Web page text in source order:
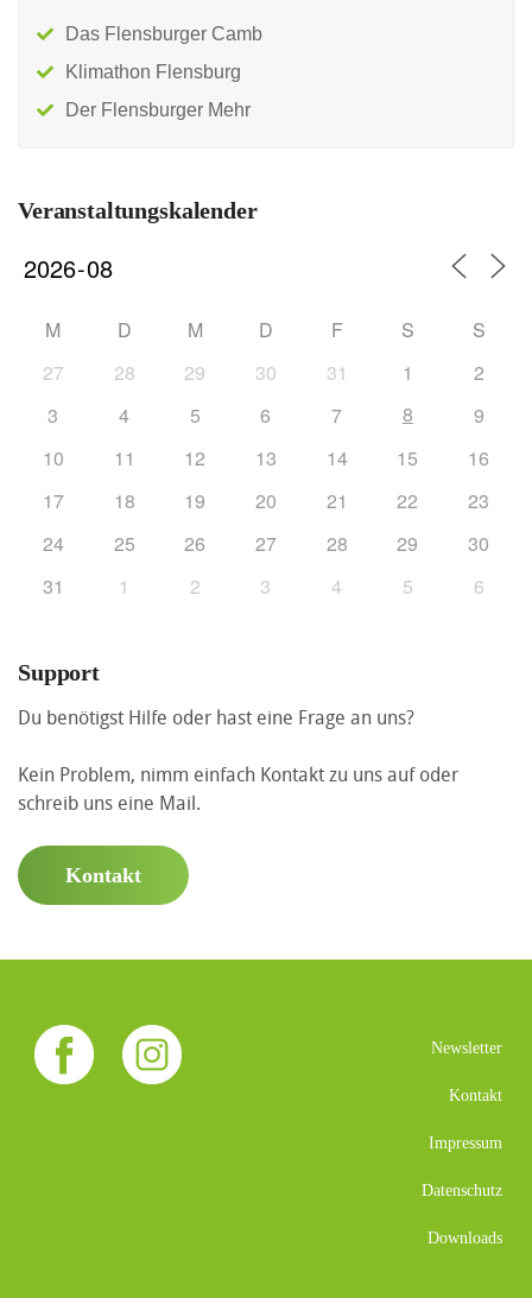
Das Flensburger Camb
Klimathon Flensburg
Der Flensburger Mehr
Veranstaltungskalender
M D M D F S
S
27
28 29 30 31 1
2
3
4 5 6 7 8
9
10
11 12 13 14 15
16
17
18 19 20 21 22
23
24
25 26 27 28 29
30
31
1 2 3 4 5 6
Support
Du benötigst Hilfe oder hast eine Frage an uns?
Kein Problem, nimm einfach Kontakt zu uns auf oder
schreib uns eine Mail.
Kontakt
Newsletter
Kontakt
Impressum
Datenschutz
Downloads